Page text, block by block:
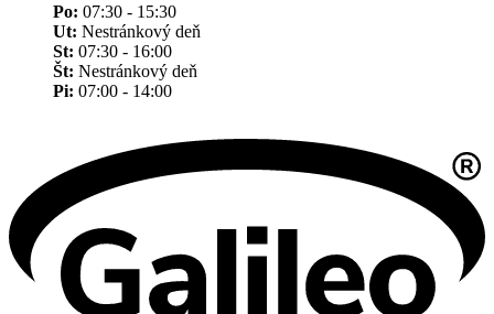
Po: 07:30 - 15:30
Ut: Nestránkový deň
St: 07:30 - 16:00
Št: Nestránkový deň
Pi: 07:00 - 14:00